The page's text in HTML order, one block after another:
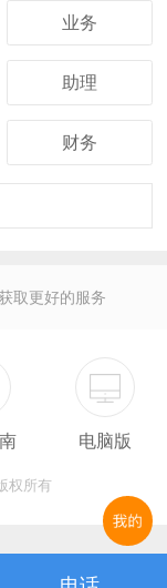
业务
助理
财务
翻译
收银
取更好的服务
电脑版
权所有